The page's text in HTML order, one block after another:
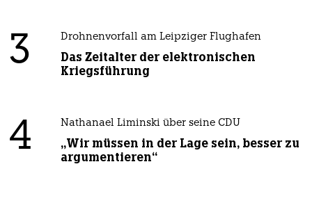
3 Drohnenvorfall am Leipziger Flughafen
Das Zeitalter der elektronischen
Kriegsführung
4 Nathanael Liminski über seine CDU
„Wir müssen in der Lage sein, besser zu
argumentieren“